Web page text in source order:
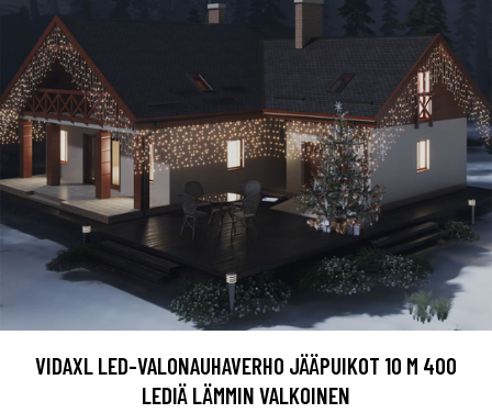
VIDAXL LED-VALONAUHAVERHO JÄÄPUIKOT 10 M 400
LEDIÄ LÄMMIN VALKOINEN